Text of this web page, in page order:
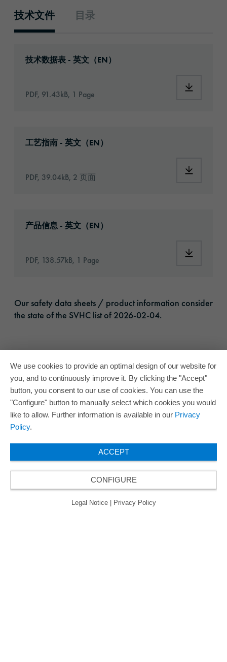
技术文件 目录
技术数据表 - 英文（EN）
PDF, 91.43kB, 1 Page
工艺指南 - 英文（EN）
PDF, 39.04kB, 2 页面
产品信息 - 英文（EN）
PDF, 138.57kB, 1 Page
Our safety data sheets / product information consider
the state of the SVHC list of 2026-02-04.
We use cookies to provide an optimal design of our website for
you, and to continuously improve it. By clicking the "Accept"
button, you consent to our use of cookies. You can use the
"Configure" button to manually select which cookies you would
like to allow. Further information is available in our Privacy
Policy.
ACCEPT
CONFIGURE
Legal Notice Privacy Policy